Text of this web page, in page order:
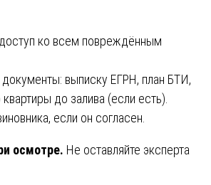
ко всем повреждённым
документы: выписку ЕГРН, план БТИ,
до залива (если есть).
если он согласен.
осмотре. Не оставляйте эксперта